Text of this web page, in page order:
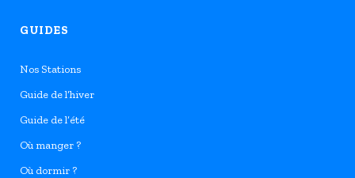
GUIDES
Nos Stations
Guide de l’hiver
Guide de l’été
Où manger ?
Où dormir ?